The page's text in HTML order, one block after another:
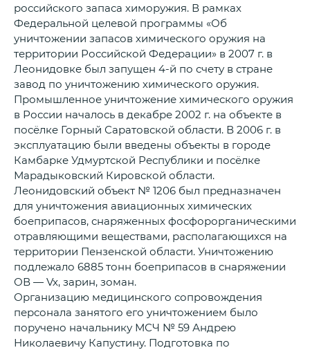
российского запаса химоружия. В рамках
Федеральной целевой программы «Об
уничтожении запасов химического оружия на
территории Российской Федерации» в 2007 г. в
Леонидовке был запущен 4-й по счету в стране
завод по уничтожению химического оружия.
Промышленное уничтожение химического оружия
в России началось в декабре 2002 г. на объекте в
посёлке Горный Саратовской области. В 2006 г. в
эксплуатацию были введены объекты в городе
Камбарке Удмуртской Республики и посёлке
Марадыковский Кировской области.
Леонидовский объект № 1206 был предназначен
для уничтожения авиационных химических
боеприпасов, снаряженных фосфорорганическими
отравляющими веществами, располагающихся на
территории Пензенской области. Уничтожению
подлежало 6885 тонн боеприпасов в снаряжении
ОВ — Vx, зарин, зоман.
Организацию медицинского сопровождения
персонала занятого его уничтожением было
поручено начальнику МСЧ № 59 Андрею
Николаевичу Капустину. Подготовка по